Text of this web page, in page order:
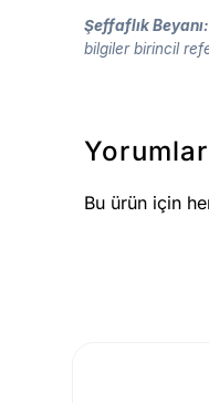
Şeffaflık Beyanı:
bilgiler birincil
Yorumlar
Bu ürün için